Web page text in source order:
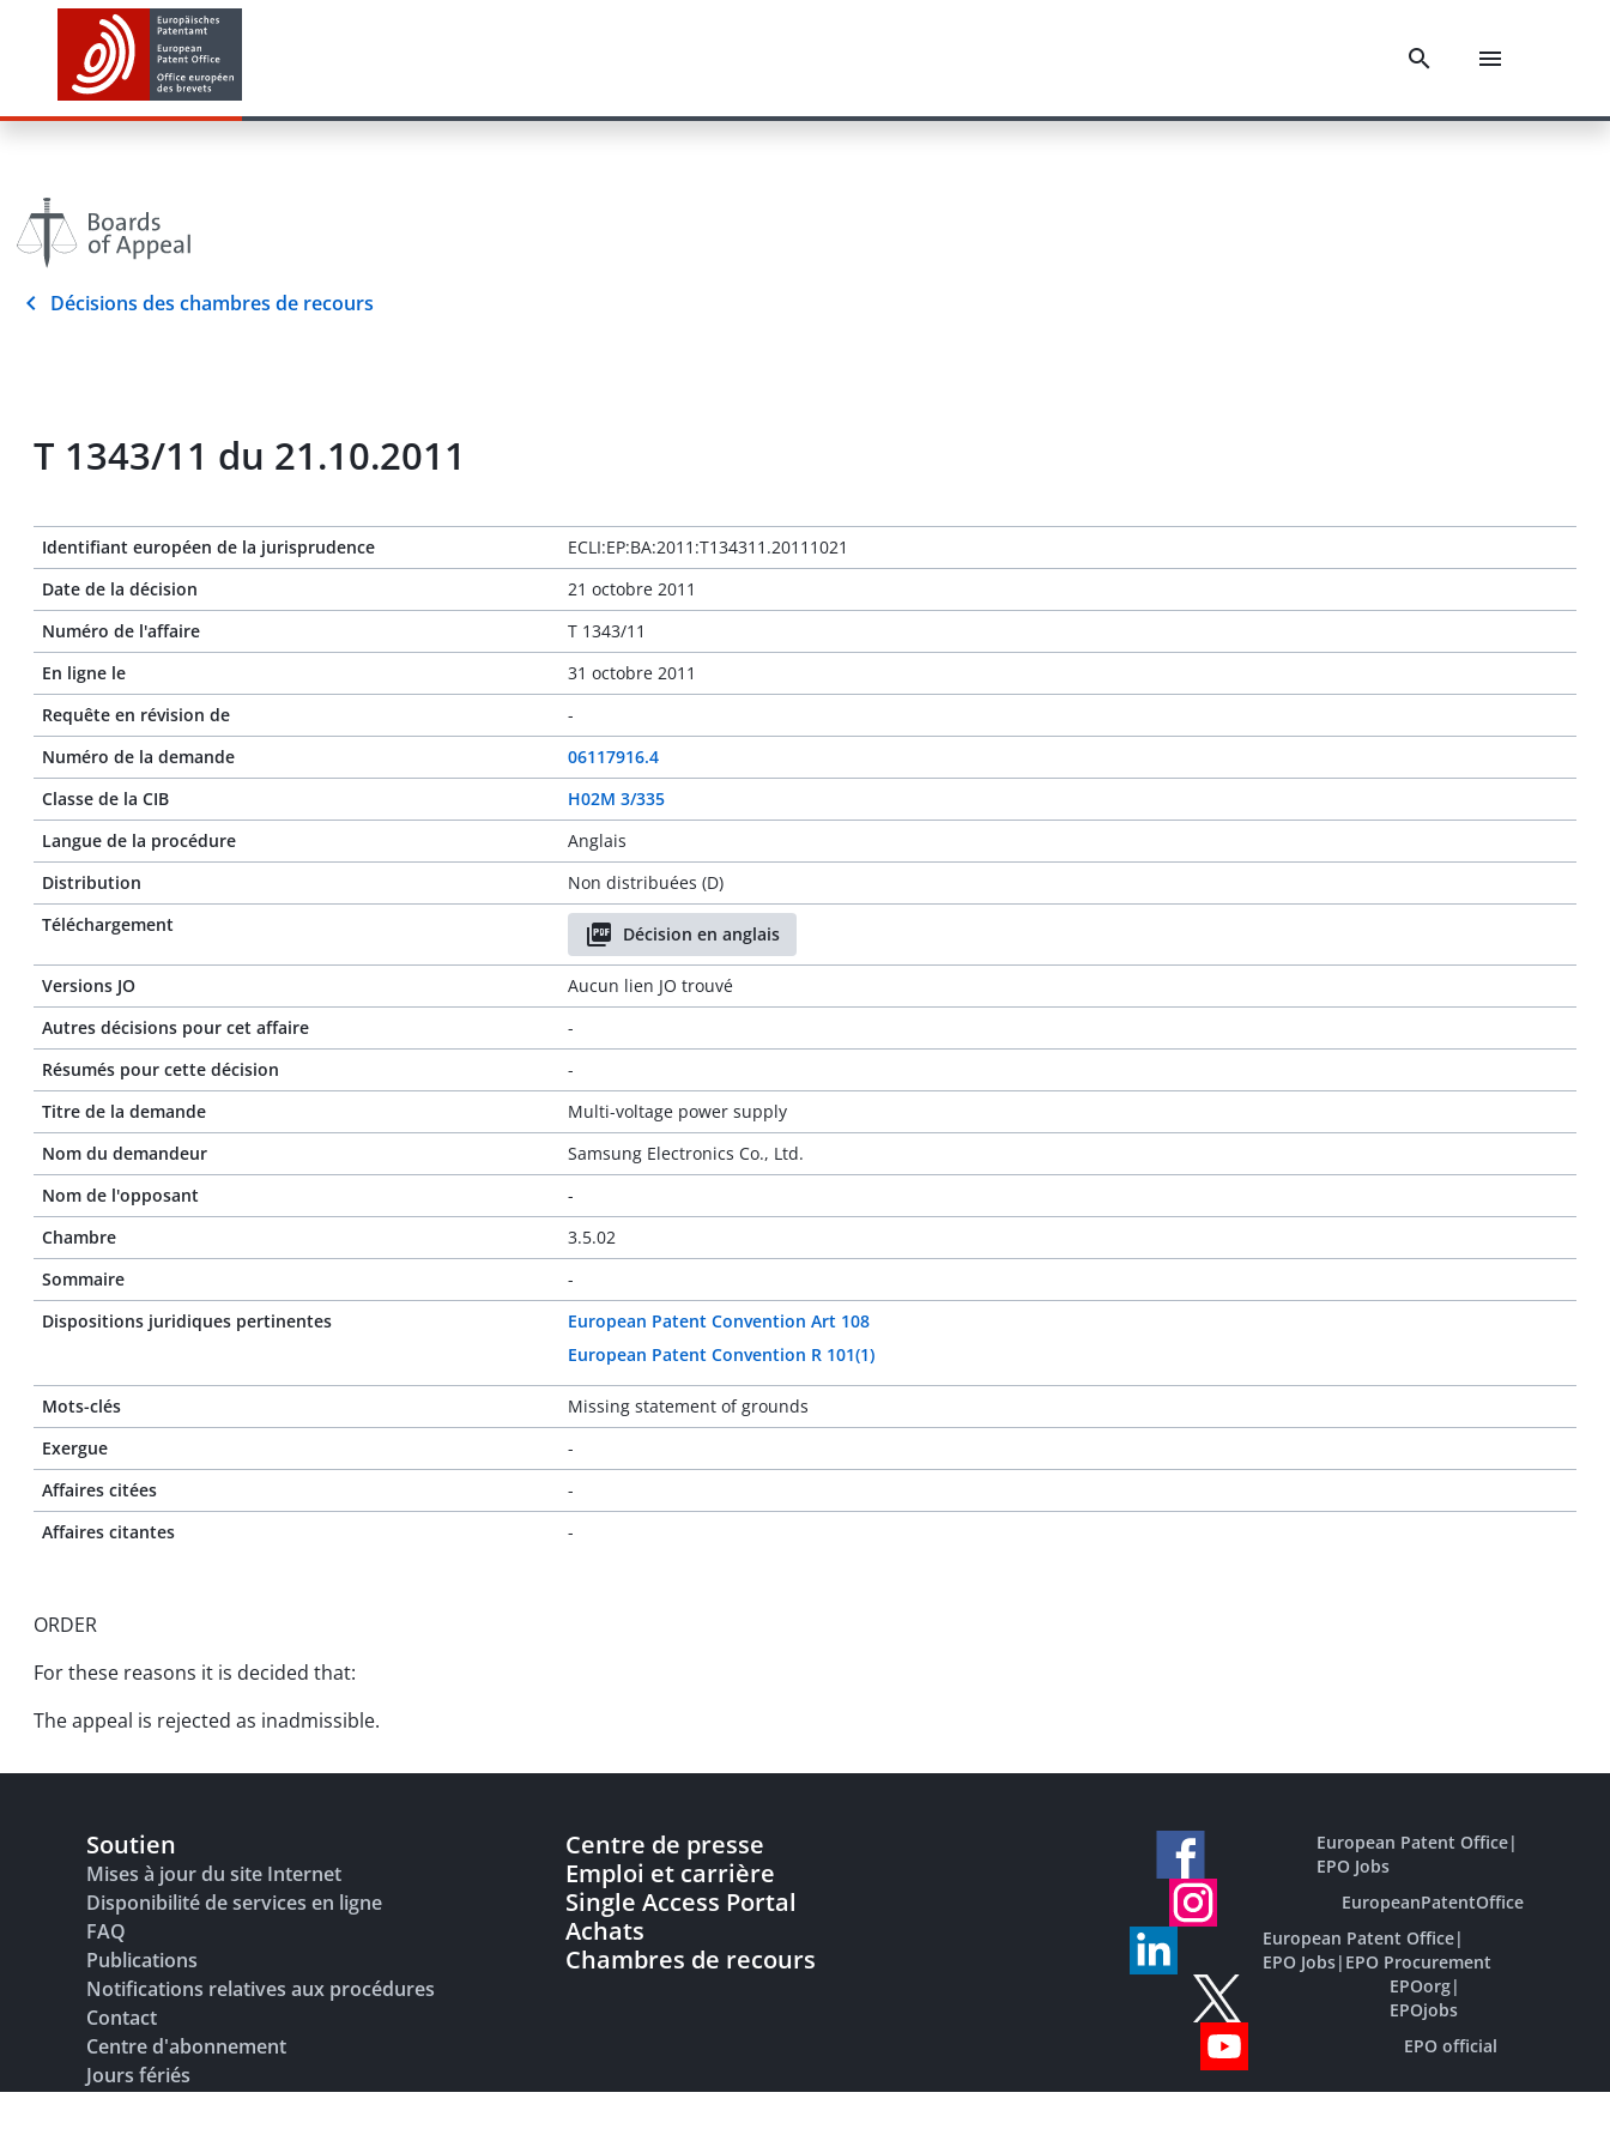
Décisions des chambres de recours
T 1343/11 du 21.10.2011
Identifiant européen de la jurisprudence
ECLI:EP:BA:2011:T134311.20111021
Date de la décision
21 octobre 2011
Numéro de l'affaire
T 1343/11
En ligne le
31 octobre 2011
Requête en révision de
-
Numéro de la demande
06117916.4
Classe de la CIB
H02M 3/335
Langue de la procédure
Anglais
Distribution
Non distribuées (D)
Téléchargement
Décision en anglais
Versions JO
Aucun lien JO trouvé
Autres décisions pour cet affaire
-
Résumés pour cette décision
-
Titre de la demande
Multi-voltage power supply
Nom du demandeur
Samsung Electronics Co., Ltd.
Nom de l'opposant
-
Chambre
3.5.02
Sommaire
-
Dispositions juridiques pertinentes
European Patent Convention Art 108
European Patent Convention R 101(1)
Mots-clés
Missing statement of grounds
Exergue
-
Affaires citées
-
Affaires citantes
-
ORDER
For these reasons it is decided that:
The appeal is rejected as inadmissible.
Soutien
Mises à jour du site Internet
Disponibilité de services en ligne
FAQ
Publications
Notifications relatives aux procédures
Contact
Centre d'abonnement
Jours fériés
Centre de presse
Emploi et carrière
Single Access Portal
Achats
Chambres de recours
European Patent Office|
EPO Jobs
EuropeanPatentOffice
European Patent Office|
EPO Jobs| EPO Procurement
EPOorg|
EPOjobs
EPO official